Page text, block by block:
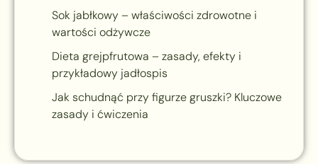
Sok jabłkowy – właściwości zdrowotne i
wartości odżywcze
Dieta grejpfrutowa – zasady, efekty i
przykładowy jadłospis
Jak schudnąć przy figurze gruszki? Kluczowe
zasady i ćwiczenia